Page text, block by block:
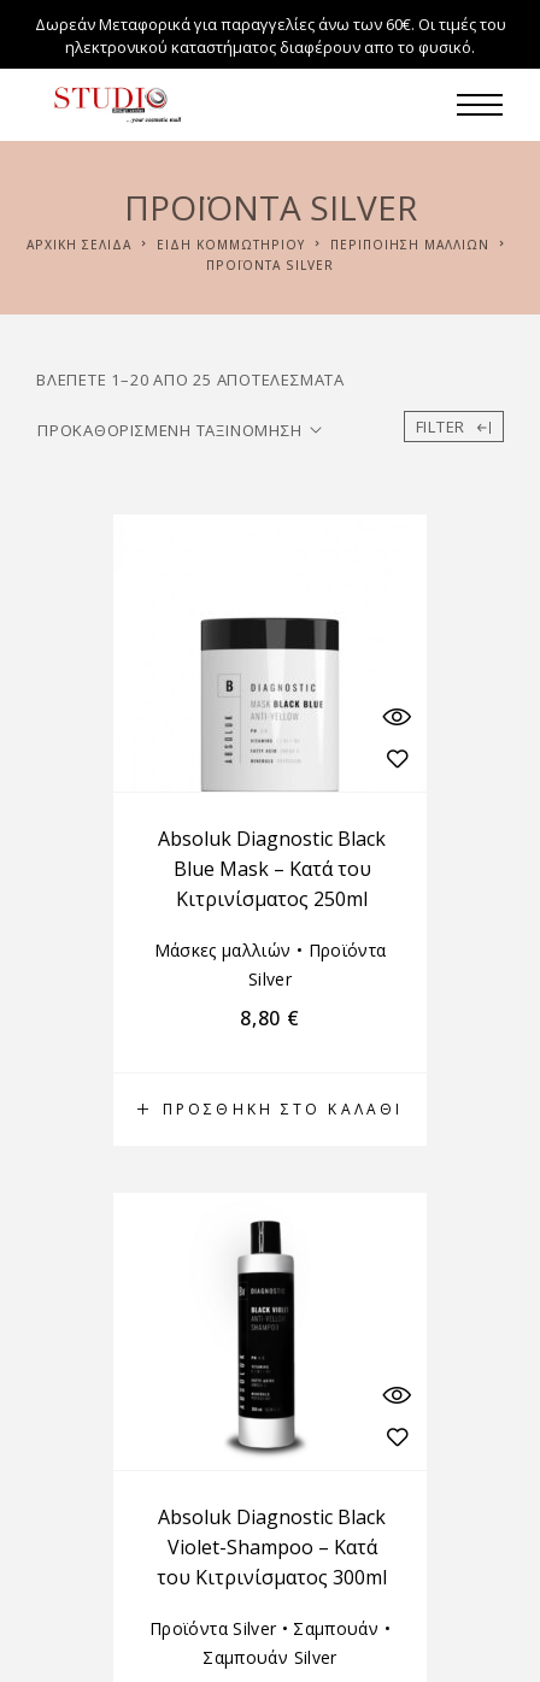
Δωρεάν Μεταφορικά για παραγγελίες άνω των 60€. Οι τιμές του
ηλεκτρονικού καταστήματος διαφέρουν απο το φυσικό.
ΠΡΟΪΌΝΤΑ SILVER
ΑΡΧΙΚΉ ΣΕΛΊΔΑ ΕΙΔΗ ΚΟΜΜΩΤΗΡΙΟΥ
ΠΕΡΙΠΟΙΗΣΗ ΜΑΛΛΙΩΝ
ΠΡΟΪΌΝΤΑ SILVER
ΒΛΈΠΕΤΕ 1–20 ΑΠΌ 25 ΑΠΟΤΕΛΈΣΜΑΤΑ
FILTER
ΠΡΟΣΘΉΚΗ ΣΤΟ ΚΑΛΆΘΙ
Absoluk Diagnostic Black
Blue Mask – Κατά του
Κιτρινίσματος 250ml
Μάσκες μαλλιών • Προϊόντα
Silver
8,80 €
Absoluk Diagnostic Black
Violet-Shampoo – Κατά
του Κιτρινίσματος 300ml
Προϊόντα Silver• Σαμπουάν •
Σαμπουάν Silver